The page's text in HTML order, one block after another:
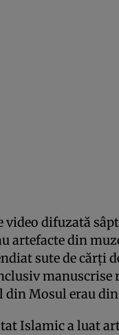
difuzată
artefacte din
sute de cărţi
din Mosul erau
Islamic a luat